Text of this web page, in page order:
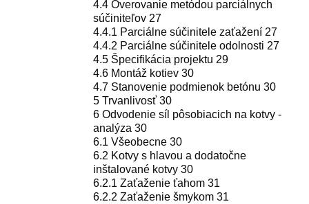
4.4 Overovanie metódou parciálnych
súčiniteľov 27
4.4.1 Parciálne súčinitele zaťažení 27
4.4.2 Parciálne súčinitele odolnosti 27
4.5 Špecifikácia projektu 29
4.6 Montáž kotiev 30
4.7 Stanovenie podmienok betónu 30
5 Trvanlivosť 30
6 Odvodenie síl pôsobiacich na kotvy -
analýza 30
6.1 Všeobecne 30
6.2 Kotvy s hlavou a dodatočne
inštalované kotvy 30
6.2.1 Zaťaženie ťahom 31
6.2.2 Zaťaženie šmykom 31